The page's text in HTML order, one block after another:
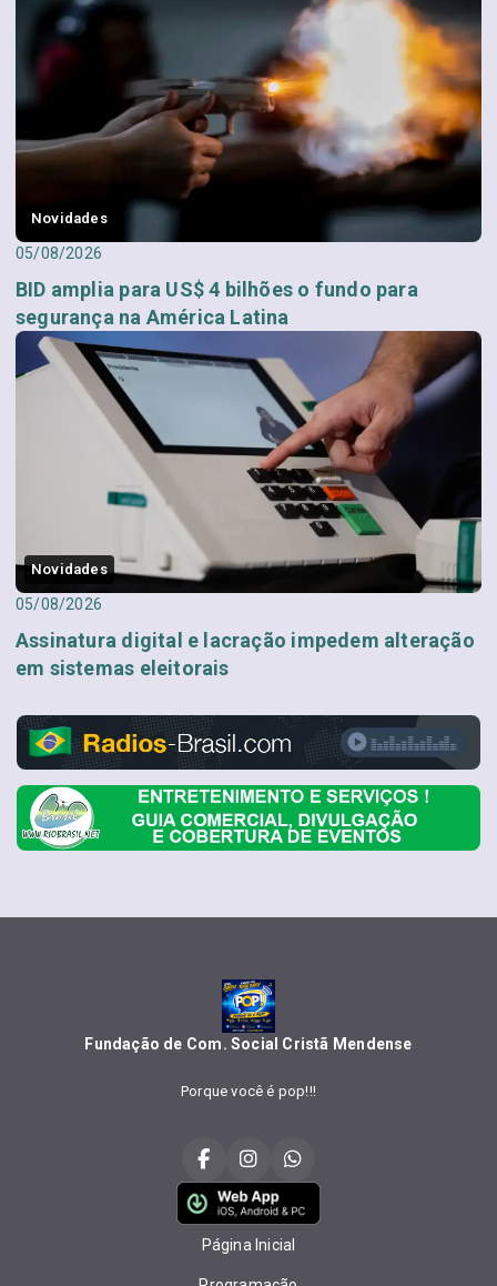
Novidades
05/08/2026
BID amplia para US$ 4 bilhões o fundo para
segurança na América Latina
Novidades
05/08/2026
Assinatura digital e lacração impedem alteração
em sistemas eleitorais
Fundação de Com. Social Cristã Mendense
Porque você é pop!!!
Página Inicial